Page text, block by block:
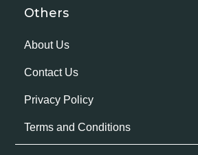
Others
About Us
Contact Us
Privacy Policy
Terms and Conditions